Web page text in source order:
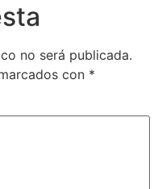
no será publicada.
con *